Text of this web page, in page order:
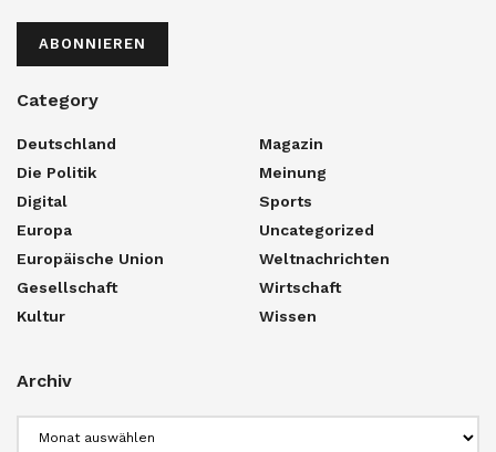
ABONNIEREN
Category
Deutschland
Die Politik
Digital
Europa
Europäische Union
Gesellschaft
Kultur
Magazin
Meinung
Sports
Uncategorized
Weltnachrichten
Wirtschaft
Wissen
Archiv